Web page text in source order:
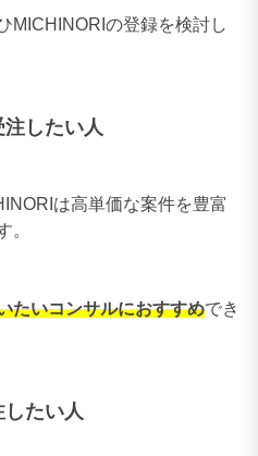
MICHINORIの登録を検討し
したい人
は高単価な案件を豊富
。
たいコンサルにおすすめでき
たい人